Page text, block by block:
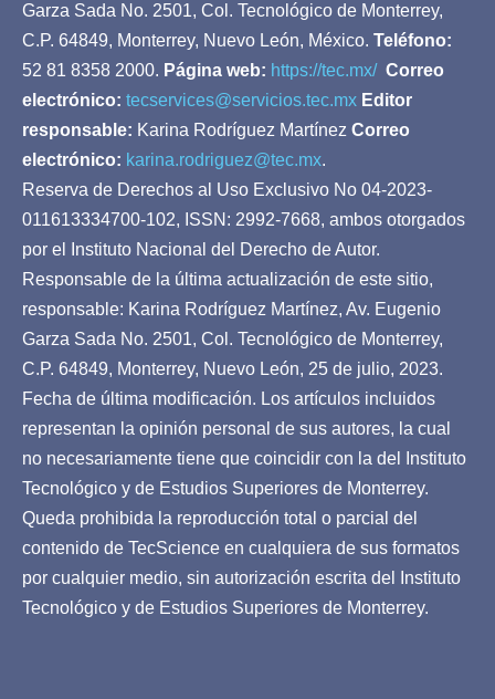
Garza Sada No. 2501, Col. Tecnológico de Monterrey,
C.P. 64849, Monterrey, Nuevo León, México. Teléfono:
52 81 8358 2000. Página web: https://tec.mx/ Correo
electrónico: tecservices@servicios.tec.mx Editor
responsable: Karina Rodríguez Martínez Correo
electrónico: karina.rodriguez@tec.mx.
Reserva de Derechos al Uso Exclusivo No 04-2023-
011613334700-102, ISSN: 2992-7668, ambos otorgados
por el Instituto Nacional del Derecho de Autor.
Responsable de la última actualización de este sitio,
responsable: Karina Rodríguez Martínez, Av. Eugenio
Garza Sada No. 2501, Col. Tecnológico de Monterrey,
C.P. 64849, Monterrey, Nuevo León, 25 de julio, 2023.
Fecha de última modificación. Los artículos incluidos
representan la opinión personal de sus autores, la cual
no necesariamente tiene que coincidir con la del Instituto
Tecnológico y de Estudios Superiores de Monterrey.
Queda prohibida la reproducción total o parcial del
contenido de TecScience en cualquiera de sus formatos
por cualquier medio, sin autorización escrita del Instituto
Tecnológico y de Estudios Superiores de Monterrey.